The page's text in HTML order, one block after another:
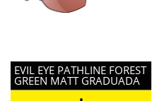
EVIL EYE PATHLINE FOREST
GREEN MATT GRADUADA